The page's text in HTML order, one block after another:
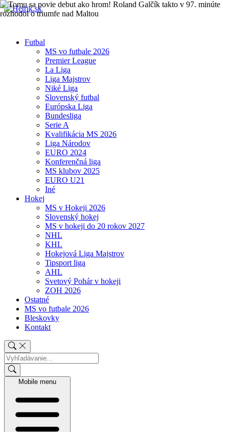
Futbal
MS vo futbale 2026
Premier League
La Liga
Liga Majstrov
Niké Liga
Slovenský futbal
Európska Liga
Bundesliga
Serie A
Kvalifikácia MS 2026
Liga Národov
EURO 2024
Konferenčná liga
MS klubov 2025
EURO U21
Iné
Hokej
MS v Hokeji 2026
Slovenský hokej
MS v hokeji do 20 rokov 2027
NHL
KHL
Hokejová Liga Majstrov
Tipsport liga
AHL
Svetový Pohár v hokeji
ZOH 2026
Ostatné
MS vo futbale 2026
Bleskovky
Kontakt
Mobile menu